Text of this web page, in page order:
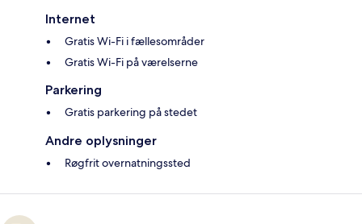
Internet
Gratis Wi-Fi i fællesområder
Gratis Wi-Fi på værelserne
Parkering
Gratis parkering på stedet
Andre oplysninger
Røgfrit overnatningssted